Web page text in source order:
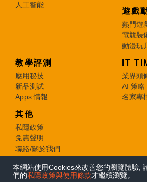
本網站使用Cookies來改善您的瀏覽體驗,
們的私隱政策與使用條款才繼續瀏覽。
人工智能
遊戲
熱門遊
電競裝
動漫玩
教學評測
應用秘技
新品測試
Apps 情報
IT
業界頭
AI 策略
名家專
其他
私隱政策
免責聲明
聯絡/關於我們
© 2026 e-zone. All Rights Reserved.